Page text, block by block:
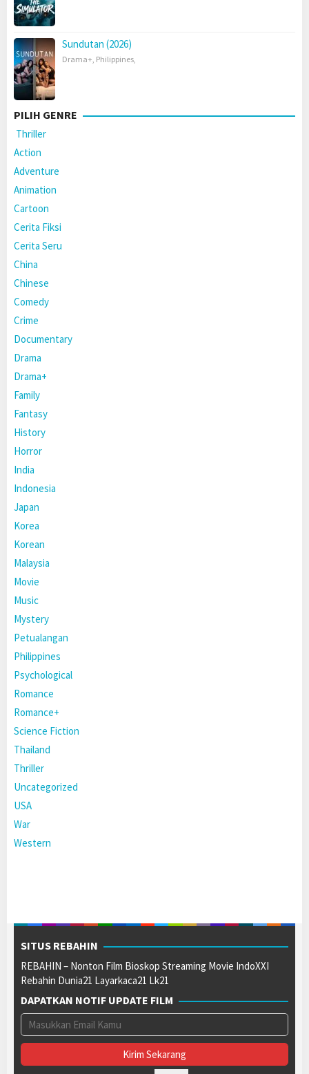
Sundutan (2026)
Drama+, Philippines,
PILIH GENRE
Thriller
Action
Adventure
Animation
Cartoon
Cerita Fiksi
Cerita Seru
China
Chinese
Comedy
Crime
Documentary
Drama
Drama+
Family
Fantasy
History
Horror
India
Indonesia
Japan
Korea
Korean
Malaysia
Movie
Music
Mystery
Petualangan
Philippines
Psychological
Romance
Romance+
Science Fiction
Thailand
Thriller
Uncategorized
USA
War
Western
SITUS REBAHIN
REBAHIN – Nonton Film Bioskop Streaming Movie IndoXXI
Rebahin Dunia21 Layarkaca21 Lk21
DAPATKAN NOTIF UPDATE FILM